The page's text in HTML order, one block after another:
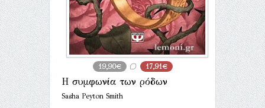
19,90€ 17,91€
Η συμφωνία των ρόδων
Sasha Peyton Smith